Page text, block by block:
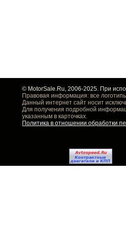
© MotorSale.Ru, 2006-2025. При
Правовая информация: все
Данный интернет сайт носит
Для получения подробной
указанным в карточках.
Политика в отношении обработки